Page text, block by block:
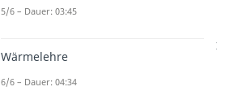
oderendergon
Das klingt jetzt im ersten Moment
5/6 – Dauer: 03:45
Wärmelehre
6/6 – Dauer: 04:34